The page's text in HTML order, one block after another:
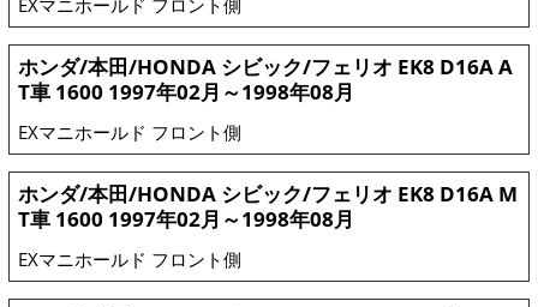
EXマニホールド フロント側
ホンダ/本田/HONDA シビック/フェリオ EK8 D16A A
T車 1600 1997年02月～1998年08月
EXマニホールド フロント側
ホンダ/本田/HONDA シビック/フェリオ EK8 D16A M
T車 1600 1997年02月～1998年08月
EXマニホールド フロント側